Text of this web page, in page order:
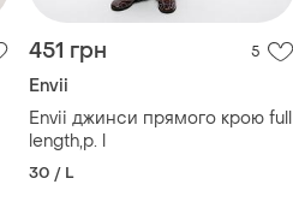
451 грн 5
Envii
Envii джинси прямого крою full
length,p. l
30 / L